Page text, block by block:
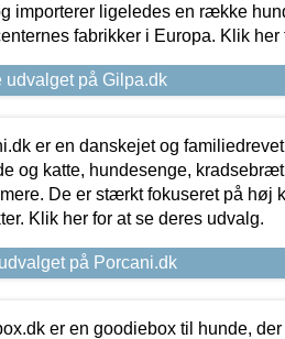
importerer ligeledes en række
fabrikker i Europa. Klik her
udvalget på Gilpa.dk
er en danskejet og
og katte, hundesenge,
De er stærkt fokuseret på høj
Klik her for at se deres udvalg.
på Porcani.dk
er en goodiebox til hunde,